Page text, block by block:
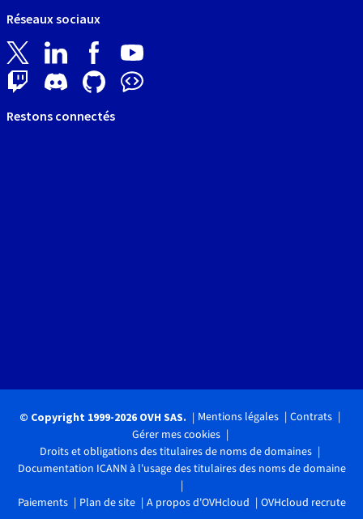
Réseaux sociaux
Restons connectés
© Copyright 1999-2026 OVH SAS. Mentions légales
Contrats
Gérer mes cookies
Droits et obligations des titulaires de noms de domaines
Documentation ICANN à l'usage des titulaires des noms de domaine
Paiements Plan de site A propos d'OVHcloud OVHcloud recrute